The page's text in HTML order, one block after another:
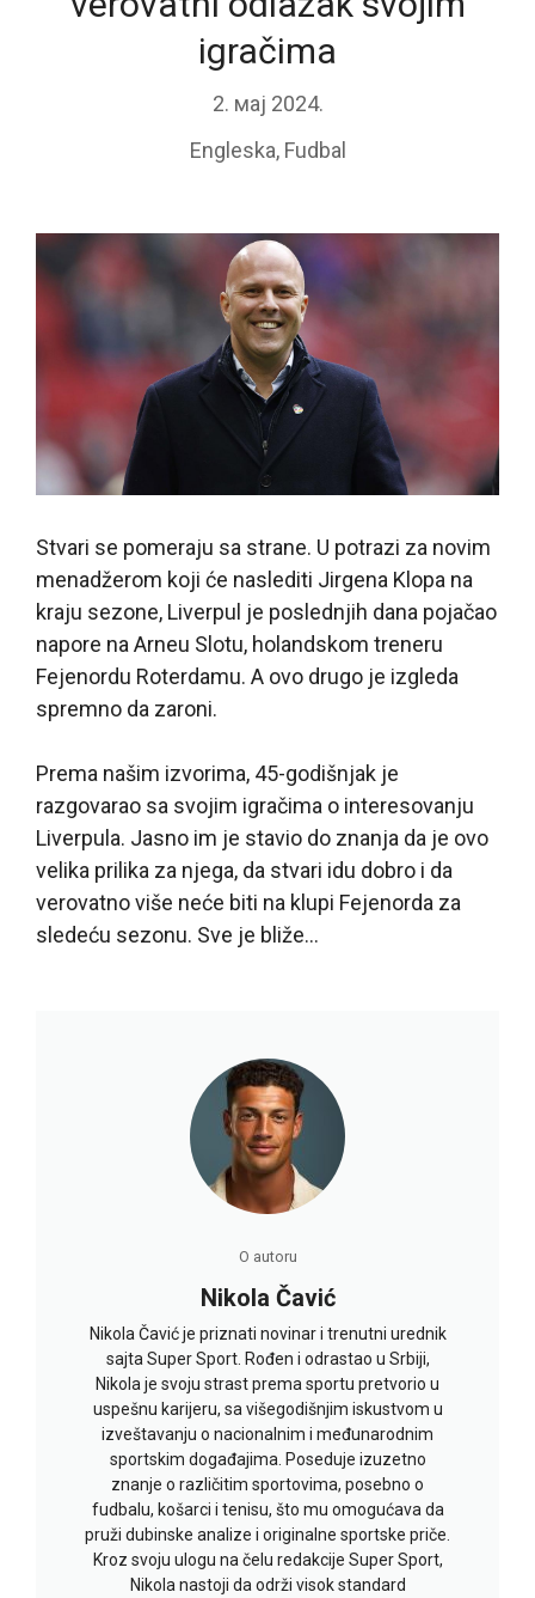
igračima
2. мај 2024.
Engleska, Fudbal
Stvari se pomeraju sa strane. U potrazi za novim
menadžerom koji će naslediti Jirgena Klopa na
kraju sezone, Liverpul je poslednjih dana pojačao
napore na Arneu Slotu, holandskom treneru
Fejenordu Roterdamu. A ovo drugo je izgleda
spremno da zaroni.
Prema našim izvorima, 45-godišnjak je
razgovarao sa svojim igračima o interesovanju
Liverpula. Jasno im je stavio do znanja da je ovo
velika prilika za njega, da stvari idu dobro i da
verovatno više neće biti na klupi Fejenorda za
sledeću sezonu. Sve je bliže…
O autoru
Nikola Čavić
Nikola Čavić je priznati novinar i trenutni urednik
sajta Super Sport. Rođen i odrastao u Srbiji,
Nikola je svoju strast prema sportu pretvorio u
uspešnu karijeru, sa višegodišnjim iskustvom u
izveštavanju o nacionalnim i međunarodnim
sportskim događajima. Poseduje izuzetno
znanje o različitim sportovima, posebno o
fudbalu, košarci i tenisu, što mu omogućava da
pruži dubinske analize i originalne sportske priče.
Kroz svoju ulogu na čelu redakcije Super Sport,
Nikola nastoji da održi visok standard